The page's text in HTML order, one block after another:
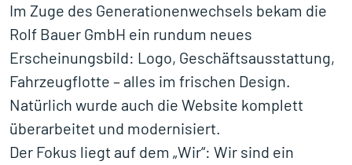
Im Zuge des Generationenwechsels bekam die
Rolf Bauer GmbH ein rundum neues
Erscheinungsbild: Logo, Geschäftsausstattung,
Fahrzeugflotte – alles im frischen Design.
Natürlich wurde auch die Website komplett
überarbeitet und modernisiert.
Der Fokus liegt auf dem „Wir“: Wir sind ein